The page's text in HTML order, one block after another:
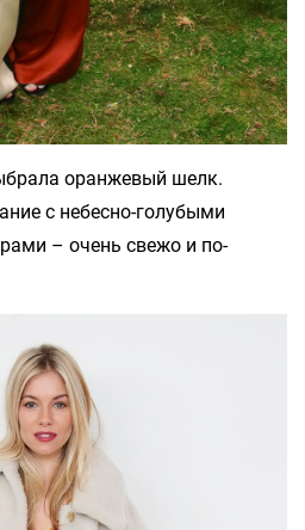
оранжевый шелк.
с небесно-голубыми
– очень свежо и по-